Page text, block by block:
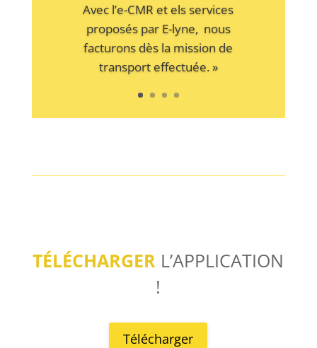
Avec l’e-CMR et els services
proposés par E-lyne, nous
facturons dès la mission de
transport effectuée. »
TÉLÉCHARGER L’APPLICATION
!
Télécharger